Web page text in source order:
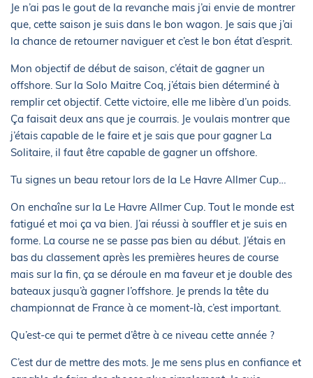
Je n’ai pas le gout de la revanche mais j’ai envie de montrer
que, cette saison je suis dans le bon wagon. Je sais que j’ai
la chance de retourner naviguer et c’est le bon état d’esprit.
Mon objectif de début de saison, c’était de gagner un
offshore. Sur la Solo Maitre Coq, j’étais bien déterminé à
remplir cet objectif. Cette victoire, elle me libère d’un poids.
Ça faisait deux ans que je courrais. Je voulais montrer que
j’étais capable de le faire et je sais que pour gagner La
Solitaire, il faut être capable de gagner un offshore.
Tu signes un beau retour lors de la Le Havre Allmer Cup…
On enchaîne sur la Le Havre Allmer Cup. Tout le monde est
fatigué et moi ça va bien. J’ai réussi à souffler et je suis en
forme. La course ne se passe pas bien au début. J’étais en
bas du classement après les premières heures de course
mais sur la fin, ça se déroule en ma faveur et je double des
bateaux jusqu’à gagner l’offshore. Je prends la tête du
championnat de France à ce moment-là, c’est important.
Qu’est-ce qui te permet d’être à ce niveau cette année ?
C’est dur de mettre des mots. Je me sens plus en confiance et